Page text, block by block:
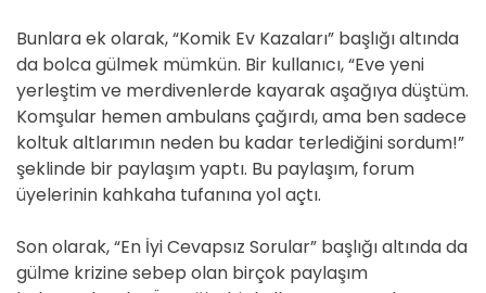
Bunlara ek olarak, “Komik Ev Kazaları” başlığı altında
da bolca gülmek mümkün. Bir kullanıcı, “Eve yeni
yerleştim ve merdivenlerde kayarak aşağıya düştüm.
Komşular hemen ambulans çağırdı, ama ben sadece
koltuk altlarımın neden bu kadar terlediğini sordum!”
şeklinde bir paylaşım yaptı. Bu paylaşım, forum
üyelerinin kahkaha tufanına yol açtı.
Son olarak, “En İyi Cevapsız Sorular” başlığı altında da
gülme krizine sebep olan birçok paylaşım